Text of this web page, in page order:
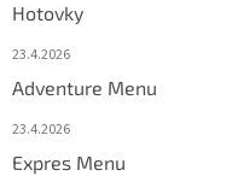
Hotovky
23.4.2026
Adventure Menu
23.4.2026
Expres Menu